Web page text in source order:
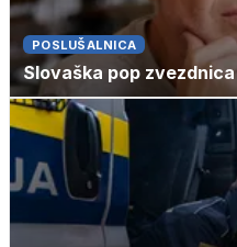
POSLUŠALNICA
Slovaška pop